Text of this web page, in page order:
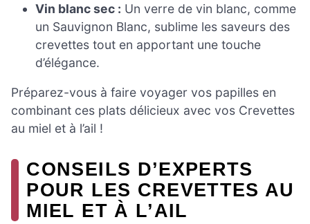
Vin blanc sec : Un verre de vin blanc, comme
un Sauvignon Blanc, sublime les saveurs des
crevettes tout en apportant une touche
d’élégance.
Préparez-vous à faire voyager vos papilles en
combinant ces plats délicieux avec vos Crevettes
au miel et à l’ail !
CONSEILS D’EXPERTS
POUR LES CREVETTES AU
MIEL ET À L’AIL